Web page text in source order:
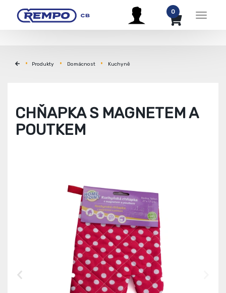
Menu
0
Produkty Domácnost Kuchyně
CHŇAPKA S MAGNETEM A
POUTKEM